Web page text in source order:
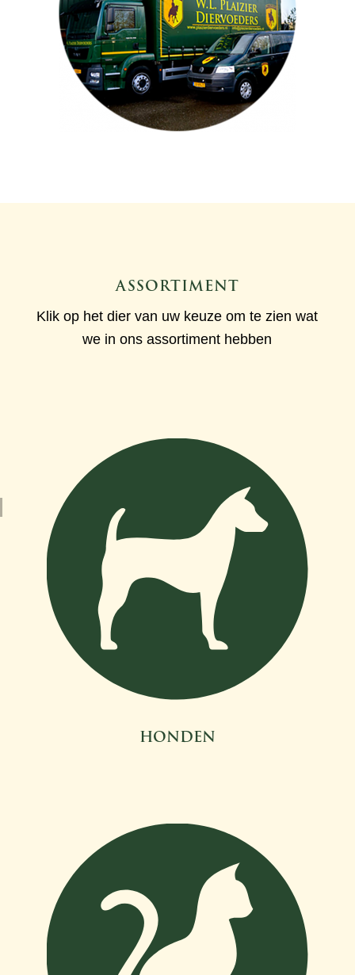
ASSORTIMENT
Klik op het dier van uw keuze om te zien wat
we in ons assortiment hebben
HONDEN